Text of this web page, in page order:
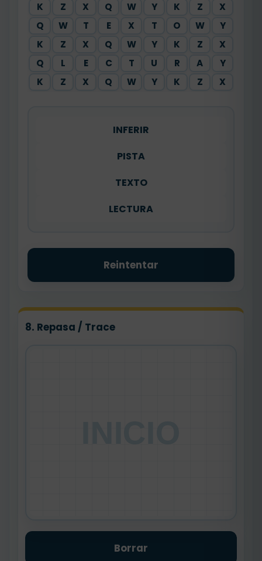
K
Z X Q W Y K Z
X
Q
W T E X T O W
Y
K
Z X Q W Y K Z
X
Q
L E C T U R A
Y
K
Z X Q W Y K Z X
INFERIR
PISTA
TEXTO
LECTURA
Reintentar
8. Repasa / Trace
Borrar